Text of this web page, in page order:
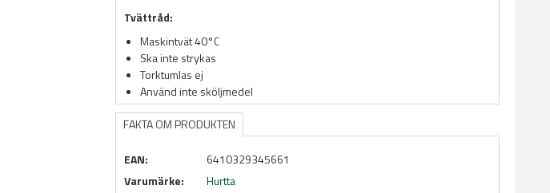
Tvättråd:
Maskintvät 40°C
Ska inte strykas
Torktumlas ej
Använd inte sköljmedel
FAKTA OM PRODUKTEN
EAN:
6410329345661
Varumärke:
Hurtta